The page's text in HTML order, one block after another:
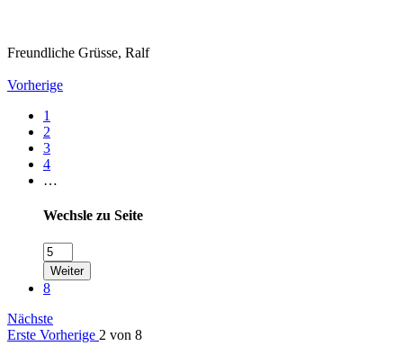
Freundliche Grüsse, Ralf
Vorherige
1
2
3
4
…
Wechsle zu Seite
Weiter
8
Nächste
Erste Vorherige 2 von 8